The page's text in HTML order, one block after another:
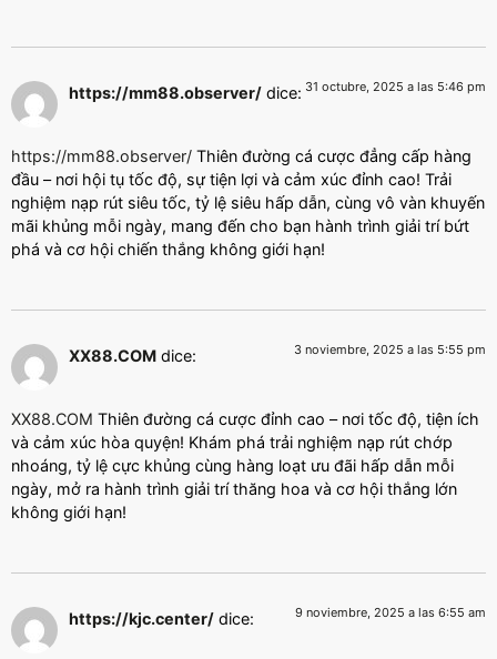
https://mm88.observer/ dice: 31 octubre, 2025 a las 5:46 pm
https://mm88.observer/ Thiên đường cá cược đẳng cấp hàng
đầu – nơi hội tụ tốc độ, sự tiện lợi và cảm xúc đỉnh cao! Trải
nghiệm nạp rút siêu tốc, tỷ lệ siêu hấp dẫn, cùng vô vàn khuyến
mãi khủng mỗi ngày, mang đến cho bạn hành trình giải trí bứt
phá và cơ hội chiến thắng không giới hạn!
XX88.COM dice: 3 noviembre, 2025 a las 5:55 pm
XX88.COM Thiên đường cá cược đỉnh cao – nơi tốc độ, tiện ích
và cảm xúc hòa quyện! Khám phá trải nghiệm nạp rút chớp
nhoáng, tỷ lệ cực khủng cùng hàng loạt ưu đãi hấp dẫn mỗi
ngày, mở ra hành trình giải trí thăng hoa và cơ hội thắng lớn
không giới hạn!
https://kjc.center/ dice: 9 noviembre, 2025 a las 6:55 am